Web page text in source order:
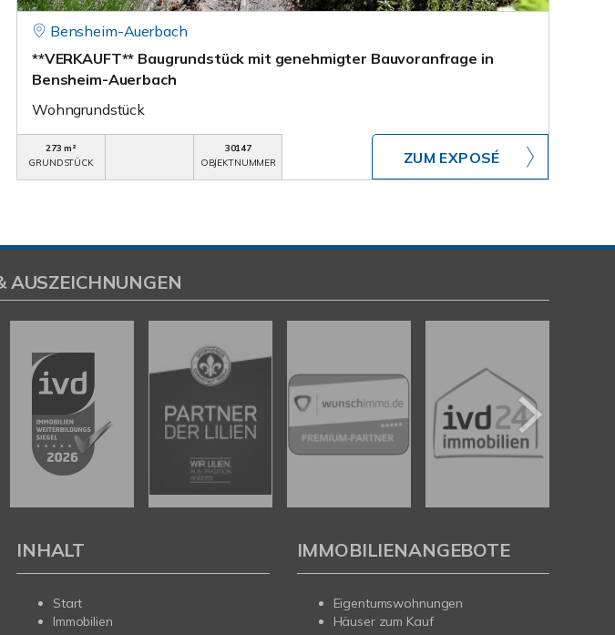
Bensheim-Auerbach
**VERKAUFT** Baugrundstück mit genehmigter Bauvoranfrage in
Bensheim-Auerbach
Wohngrundstück
273 m²
GRUNDSTÜCK
30147
OBJEKTNUMMER
ZUM EXPOSÉ
AUSZEICHNUNGEN
INHALT
Start
Immobilien
IMMOBILIENANGEBOTE
Eigentumswohnungen
Häuser zum Kauf